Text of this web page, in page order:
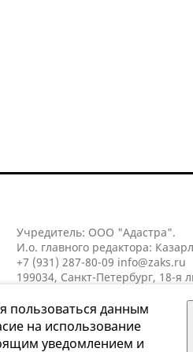
Учредитель: ООО "Адастра".
И.о. главного редактора:
+7 (931) 287-80-09 info@zaks.ru
199034, Санкт-Петербург, 18-я
пользоваться данным
на использование
уведомлением и